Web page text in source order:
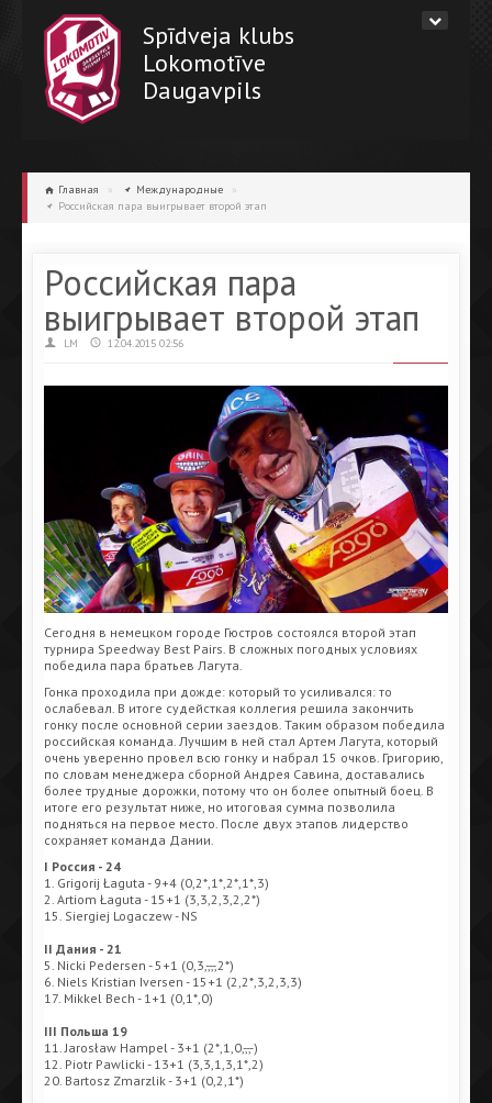
Spīdveja klubs
Lokomotīve
Daugavpils
Главная » Международные
»
Российская пара выигрывает второй этап
Российская пара
выигрывает второй этап
LM 12.04.2015 02:56
Сегодня в немецком городе Гюстров состоялся второй этап
турнира Speedway Best Pairs. В сложных погодных условиях
победила пара братьев Лагута.
Гонка проходила при дожде: который то усиливался: то
ослабевал. В итоге судейсткая коллегия решила закончить
гонку после основной серии заездов. Таким образом победила
российская команда. Лучшим в ней стал Артем Лагута, который
очень уверенно провел всю гонку и набрал 15 очков. Григорию,
по словам менеджера сборной Андрея Савина, доставались
более трудные дорожки, потому что он более опытный боец. В
итоге его результат ниже, но итоговая сумма позволила
подняться на первое место. После двух этапов лидерство
сохраняет команда Дании.
I Россия - 24
1. Grigorij Łaguta - 9+4 (0,2*,1*,2*,1*,3)
2. Artiom Łaguta - 15+1 (3,3,2,3,2,2*)
15. Siergiej Logaczew - NS
II Дания - 21
5. Nicki Pedersen - 5+1 (0,3,-,-,-,2*)
6. Niels Kristian Iversen - 15+1 (2,2*,3,2,3,3)
17. Mikkel Bech - 1+1 (0,1*,0)
III Польша 19
11. Jarosław Hampel - 3+1 (2*,1,0,-,-,-)
12. Piotr Pawlicki - 13+1 (3,3,1,3,1*,2)
20. Bartosz Zmarzlik - 3+1 (0,2,1*)